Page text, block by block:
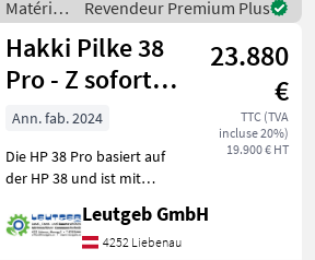
Länge des Spaltho
Matériels
forestiers
et
matériels
pour le
travail
Uniforest
Revendeur Premium Plus
Hakki Pilke 38
Pro - Z sofort
verfügbar...
23.880
€
TTC (TVA
incluse 20%)
19.900 € HT
Ann. fab. 2024
Die HP 38 Pro basiert auf
der HP 38 und ist mit
Ausstattungsmerkmalen
die für ein professionelles
Leutgeb GmbH
4252 Liebenau